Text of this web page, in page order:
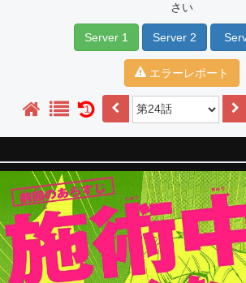
さい
Server 1 Server 2
エラーレポート
1